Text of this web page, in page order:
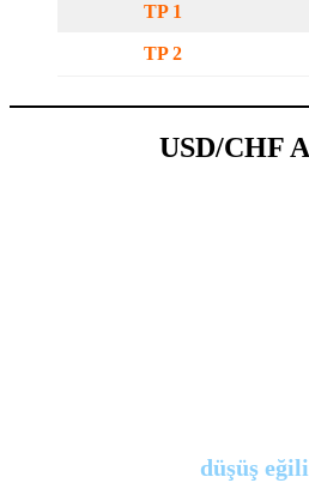
TP 1
TP 2
USD/CHF
düşüş